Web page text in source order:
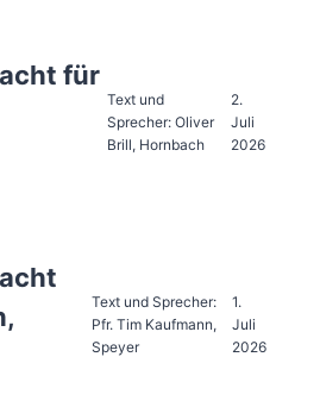
für
Text und
Sprecher: Oliver
Brill, Hornbach
2.
Juli
2026
Text und Sprecher:
Pfr. Tim Kaufmann,
Speyer
1.
Juli
2026